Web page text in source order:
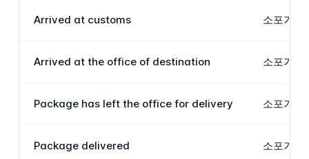
Arrived at customs 소포가
Arrived at the office of destination 소포가
Package has left the office for delivery 소포가
Package delivered 소포가